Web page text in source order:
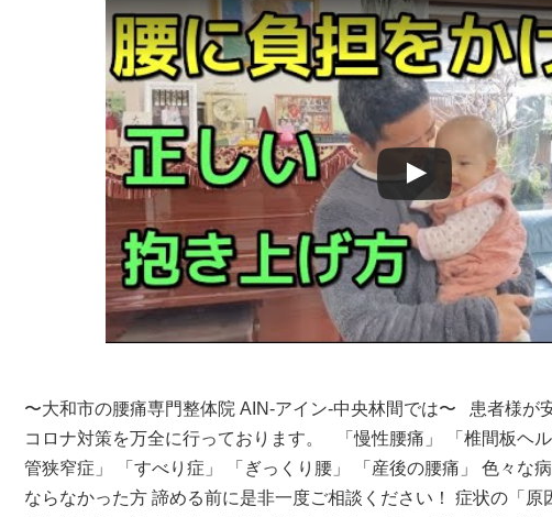
Watch this video on YouTube
〜大和市の腰痛専門整体院 AIN-アイン-中央林間では〜 患者様が
コロナ対策を万全に行っております。 「慢性腰痛」 「椎間板ヘ
管狭窄症」 「すべり症」 「ぎっくり腰」 「産後の腰痛」 色々な
ならなかった方 諦める前に是非一度ご相談ください！ 症状の「